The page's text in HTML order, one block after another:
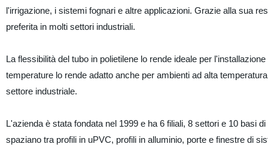
l'irrigazione, i sistemi fognari e altre applicazioni. Grazie alla sua
preferita in molti settori industriali.
La flessibilità del tubo in polietilene lo rende ideale per
temperature lo rende adatto anche per ambienti ad alta
settore industriale.
L'azienda è stata fondata nel 1999 e ha 6 filiali, 8 settori e 10 basi
spaziano tra profili in uPVC, profili in alluminio, porte e finestre di